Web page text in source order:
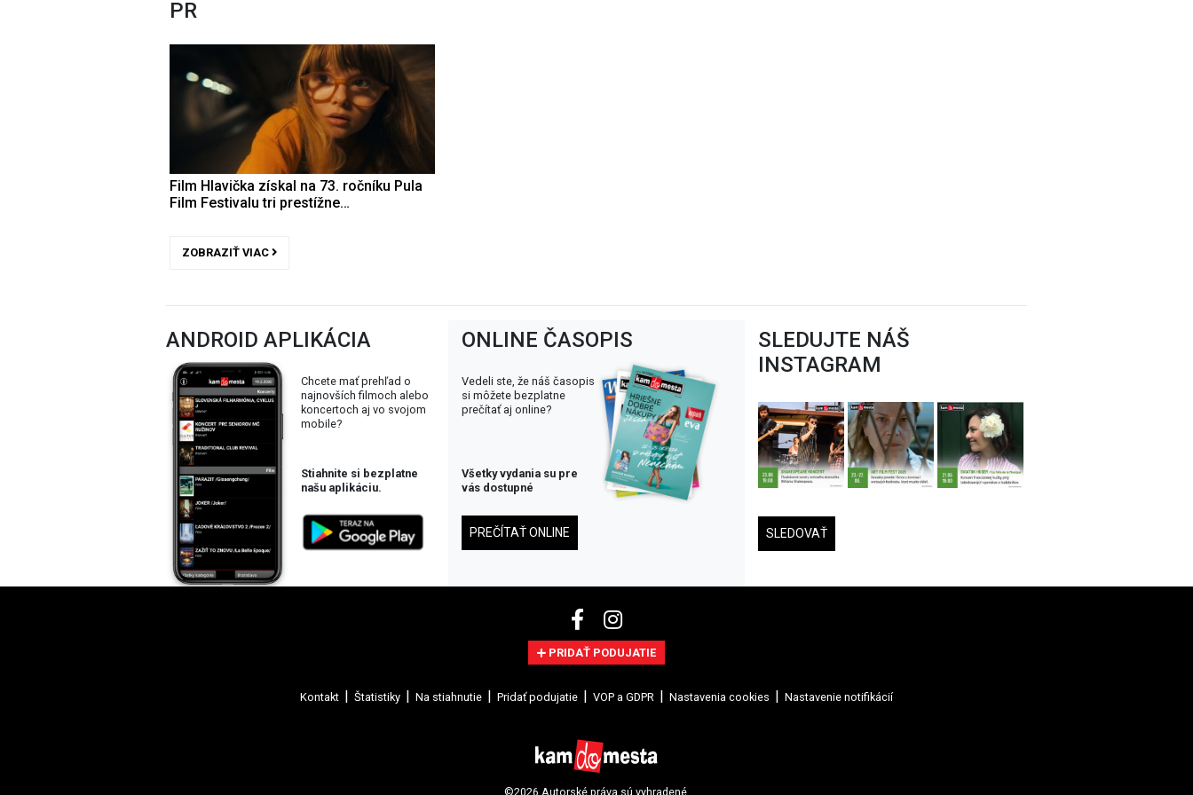
PR
Film Hlavička získal na 73. ročníku Pula
Film Festivalu tri prestížne…
ZOBRAZIŤ VIAC
ANDROID APLIKÁCIA
Chcete mať prehľad o
najnovších filmoch alebo
koncertoch aj vo svojom
mobile?
Stiahnite si bezplatne
našu aplikáciu.
ONLINE ČASOPIS
Vedeli ste, že náš časopis
si môžete bezplatne
prečítať aj online?
Všetky vydania su pre
vás dostupné
PREČÍTAŤ ONLINE
SLEDUJTE NÁŠ
INSTAGRAM
SLEDOVAŤ
PRIDAŤ PODUJATIE
Kontakt Štatistiky Na stiahnutie Pridať podujatie VOP a GDPR Nastavenia cookies Nastavenie notifikácií
©2026 Autorské práva sú vyhradené.